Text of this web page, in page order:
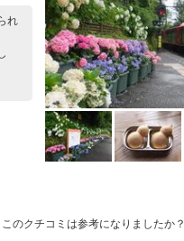
れ
このクチコミは参考になりましたか？